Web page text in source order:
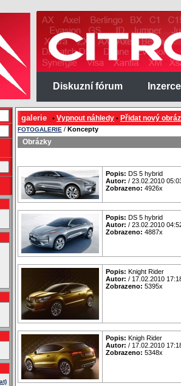
Diskuzní fórum Inzerce
galerie • Vypnout náhledy • Přidat nový
FOTOGALERIE / Koncepty
Obrázky
Popis: DS 5 hybrid
Autor: / 23.02.2010
Zobrazeno: 4926x
Popis: DS 5 hybrid
Autor: / 23.02.2010
Zobrazeno: 4887x
Popis: Knight Rider
Autor: / 17.02.2010
Zobrazeno: 5395x
Popis: Knigh Rider
Autor: / 17.02.2010
Zobrazeno: 5348x